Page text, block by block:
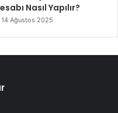
Nasıl Yapılır?
14 Ağustos 2025